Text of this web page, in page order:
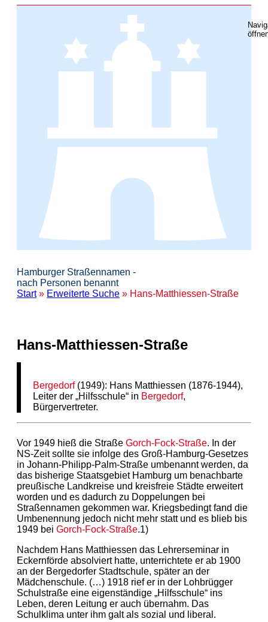
Hamburger Straßennamen -
nach Personen benannt
Start» Erweiterte Suche » Hans-Matthiessen-Straße
Hans-Matthiessen-Straße
Bergedorf(1949): Hans Matthiessen (1876-1944),
Leiter der „Hilfsschule“ in Bergedorf,
Bürgervertreter.
Vor 1949 hieß die Straße Gorch-Fock-Straße. In der
NS-Zeit sollte sie infolge des Groß-Hamburg-Gesetzes
in Johann-Philipp-Palm-Straße umbenannt werden, da
das bisherige Staatsgebiet Hamburg um benachbarte
preußische Landkreise und kreisfreie Städte erweitert
worden und es dadurch zu Doppelungen bei
Straßennamen gekommen war. Kriegsbedingt fand die
Umbenennung jedoch nicht mehr statt und es blieb bis
1949 bei Gorch-Fock-Straße.1)
Nachdem Hans Matthiessen das Lehrerseminar in
Eckernförde absolviert hatte, unterrichtete er ab 1900
an der Bergedorfer Stadtschule, später an der
Mädchenschule. (…) 1918 rief er in der Lohbrügger
Schulstraße eine eigenständige „Hilfsschule“ ins
Leben, deren Leitung er auch übernahm. Das
Schulklima unter ihm galt als sozial und liberal.